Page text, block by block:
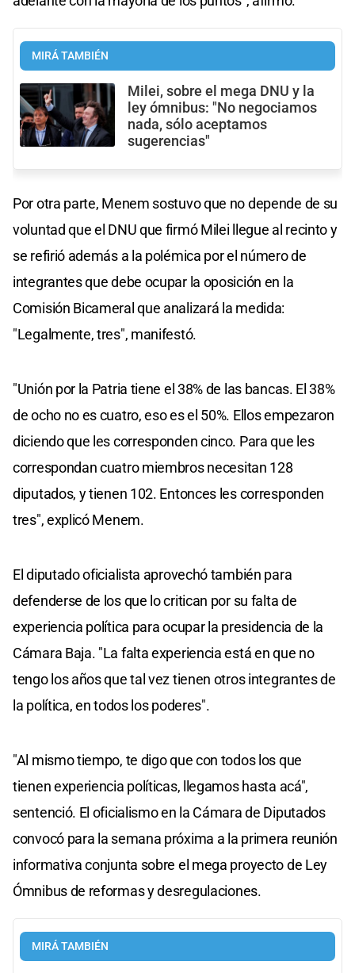
MIRÁ TAMBIÉN
Milei, sobre el mega DNU y la
ley ómnibus: "No negociamos
nada, sólo aceptamos
sugerencias"
Por otra parte, Menem sostuvo que no depende de su
voluntad que el DNU que firmó Milei llegue al recinto y
se refirió además a la polémica por el número de
integrantes que debe ocupar la oposición en la
Comisión Bicameral que analizará la medida:
"Legalmente, tres", manifestó.
"Unión por la Patria tiene el 38% de las bancas. El 38%
de ocho no es cuatro, eso es el 50%. Ellos empezaron
diciendo que les corresponden cinco. Para que les
correspondan cuatro miembros necesitan 128
diputados, y tienen 102. Entonces les corresponden
tres", explicó Menem.
El diputado oficialista aprovechó también para
defenderse de los que lo critican por su falta de
experiencia política para ocupar la presidencia de la
Cámara Baja. "La falta experiencia está en que no
tengo los años que tal vez tienen otros integrantes de
la política, en todos los poderes".
"Al mismo tiempo, te digo que con todos los que
tienen experiencia políticas, llegamos hasta acá",
sentenció. El oficialismo en la Cámara de Diputados
convocó para la semana próxima a la primera reunión
informativa conjunta sobre el mega proyecto de Ley
Ómnibus de reformas y desregulaciones.
MIRÁ TAMBIÉN